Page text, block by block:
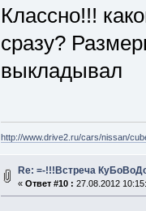
Классно!!!
сразу?
выкладывал
http://www.drive2.ru/cars/nissan/
Re: =-!!!Встреча
« Ответ #10 : 27.08.2012